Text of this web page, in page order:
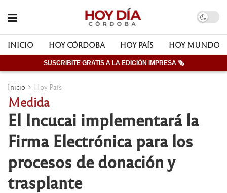
INICIO HOY CÓRDOBA HOY PAÍS HOY MUNDO
SUSCRIBITE GRATIS A LA EDICIÓN IMPRESA 🗞
Inicio Hoy País
Medida
El Incucai implementará la
Firma Electrónica para los
procesos de donación y
trasplante